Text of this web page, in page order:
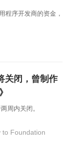
程序开发商的资金，
关闭，曾制作
周内关闭。
to Foundation